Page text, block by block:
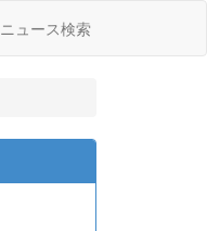
ニュース検索